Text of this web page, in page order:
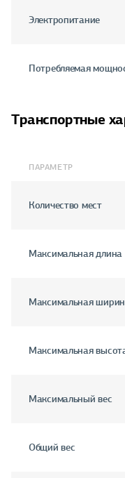
Электропитание
Потребляемая
Транспортные
ПАРАМЕТР
Количество мест
Максимальная длина
Максимальная
Максимальная
Максимальный вес
Общий вес